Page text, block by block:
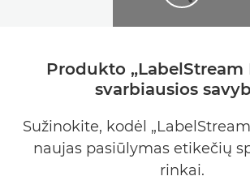
Produkto „LabelStream
svarbiausios
Sužinokite, kodėl
naujas pasiūlymas etikečių
rinkai.